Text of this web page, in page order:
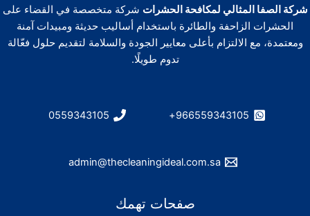
شركة الصفا المثالي لمكافحة الحشرات شركة متخصصة في القضاء على
الحشرات الزاحفة والطائرة باستخدام أساليب حديثة ومبيدات آمنة
ومعتمدة، مع الالتزام بأعلى معايير الجودة والسلامة لتقديم حلول فعّالة
تدوم طويلًا.
966559343105+
0559343105
admin@thecleaningideal.com.sa
صفحات تهمك